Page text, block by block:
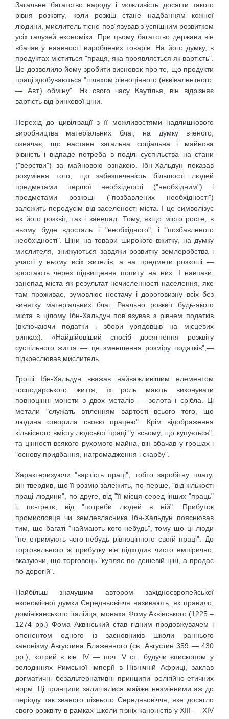
Загальне багатство народу і можливість досягти такого
рівня розквіту, коли розкіш стане надбанням кожної
людини, мислитель тісно пов´язував з успішним розвитком
усіх галузей економіки. При цьому багатство держави він
вбачав у наявності вироблених товарів. На його думку, в
продуктах міститься "праця, яка проявляється як вартість".
Це дозволило йому зробити висновок про те, що продукти
праці здобуваються "шляхом рівноцінного (еквівалентного.
— Авт.) обміну". Як свого часу Каутілья, він відрізняє
вартість від ринкової ціни.
Перехід до цивілізації з її можливостями надлишкового
виробництва матеріальних благ, на думку вченого,
означає, що настане загальна соціальна і майнова
рівність і відпаде потреба в поділі суспільства на стани
("верстви") за майновою ознакою. Ібн-Хальдун показав
розуміння того, що забезпеченість більшості людей
предметами першої необхідності ("необхідним") і
предметами розкоші ("позбавлених необхідності")
залежить передусім від заселеності міста. І це символізує
як його розквіт, так і занепад. Тому, якщо місто росте, в
ньому буде вдосталь і "необхідного", і "позбавленого
необхідності". Ціни на товари широкого вжитку, на думку
мислителя, знижуються завдяки розвитку землеробства і
участі у ньому всіх жителів, а на предмети розкоші —
зростають через підвищення попиту на них. І навпаки,
занепад міста як результат нечисленності населення, яке
там проживає, зумовлює нестачу і дороговизну всіх без
винятку матеріальних благ. Реально розквіт будь-якого
міста в цілому Ібн-Хальдун пов´язував з рівнем податків
(включаючи податки і збори урядовців на місцевих
ринках). «Найдійовіший спосіб досягнення розквіту
суспільного життя — це зменшення розміру податків",—
підкреслював мислитель.
Гроші Ібн-Хальдун вважав найважливішим елементом
господарського життя, їх роль мають виконувати
повноцінні монети з двох металів — золота і срібла. Ці
метали "служать втіленням вартості всього того, що
людина створила своєю працею". Крім відображення
кількісного вмісту людської праці "у всьому, що купується",
та цінності всякого рухомого майна, він вбачав у грошах і
"основу придбання, нагромадження і скарбу".
Характеризуючи "вартість праці", тобто заробітну плату,
він твердив, що її розмір залежить, по-перше, "від кількості
праці людини", по-друге, від "її місця серед інших "праць"
і, по-третє, від "потреби людей в ній". Прибуток
промисловця чи землевласника Ібн-Хальдун пояснював
тим, що багаті "наймають кого-небудь", тому що ці люди
"не отримують чого-небудь рівноцінного своїй праці". До
торговельного ж прибутку він підходив чисто емпірично,
вказуючи, що торговець "купляє по дешевій ціні, а продає
по дорогій".
Найбільш значущим автором західноєвропейської
економічної думки Середньовіччя називають, як правило,
домініканського італійця, монаха Фому Аквінського (1225 –
1274 рр.) Фома Аквінський став гідним продовжувачем і
опонентом одного із засновників школи раннього
канонізму Августина Блаженного (св. Августин 359 — 430
pp.), котрий в кін. IV — поч. V ст., будучи єпископом у
володіннях Римської імперії в Північній Африці, заклав
догматичні безальтернативні принципи релігійно-етичних
норм. Ці принципи залишалися майже незмінними аж до
періоду так званого пізнього Середньовіччя, яке досягло
свого розквіту в рамках школи пізніх каноністів у XIII — XIV